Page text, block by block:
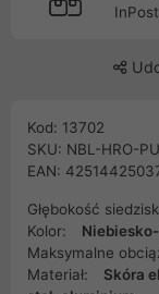
Kod: 13702
SKU: NBL-HRO-
EAN:
Głębokość
Kolor:
Maksymalne
Materiał:
Skóra